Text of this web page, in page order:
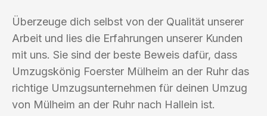
Überzeuge dich selbst von der Qualität unserer
Arbeit und lies die Erfahrungen unserer Kunden
mit uns. Sie sind der beste Beweis dafür, dass
Umzugskönig Foerster Mülheim an der Ruhr das
richtige Umzugsunternehmen für deinen Umzug
von Mülheim an der Ruhr nach Hallein ist.